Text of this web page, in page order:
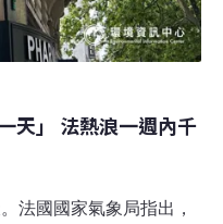
天」 法熱浪一週內千
法國國家氣象局指出，